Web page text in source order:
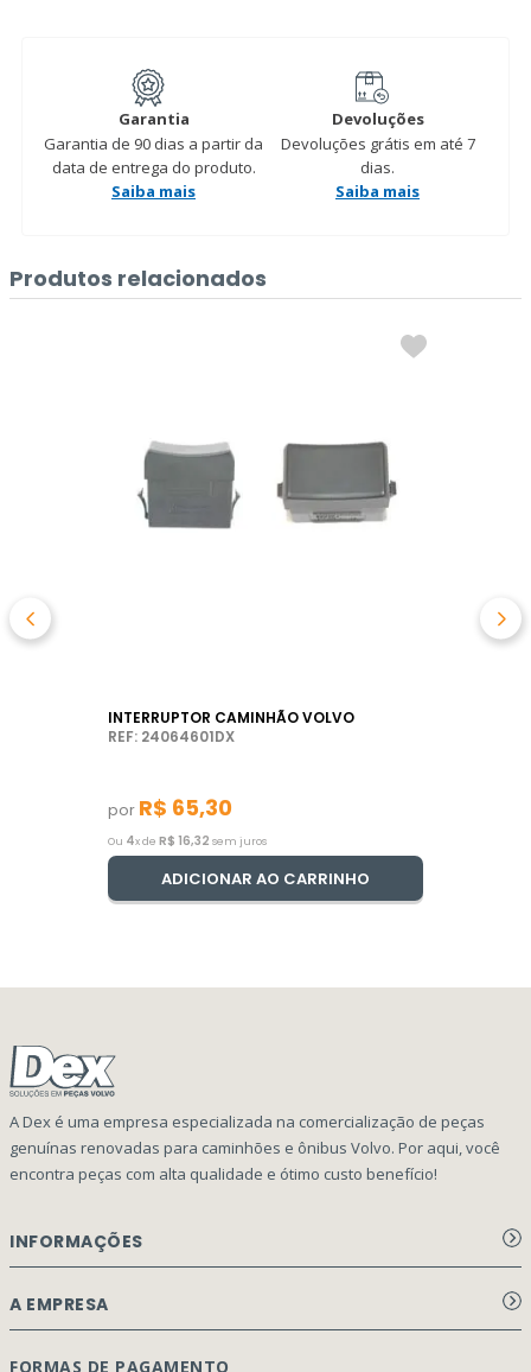
Garantia
Garantia de 90 dias a partir da
data de entrega do produto.
Saiba mais
Devoluções
Devoluções grátis em até 7
dias.
Saiba mais
Produtos relacionados
INTERRUPTOR CAMINHÃO VOLVO
REF: 24064601DX
por R$ 65,30
Ou 4x de R$ 16,32 sem juros
ADICIONAR AO CARRINHO
A Dex é uma empresa especializada na comercialização de peças
genuínas renovadas para caminhões e ônibus Volvo. Por aqui, você
encontra peças com alta qualidade e ótimo custo benefício!
INFORMAÇÕES
Aviso de privacidade Dex Peças
A EMPRESA
Página Principal
FORMAS DE PAGAMENTO